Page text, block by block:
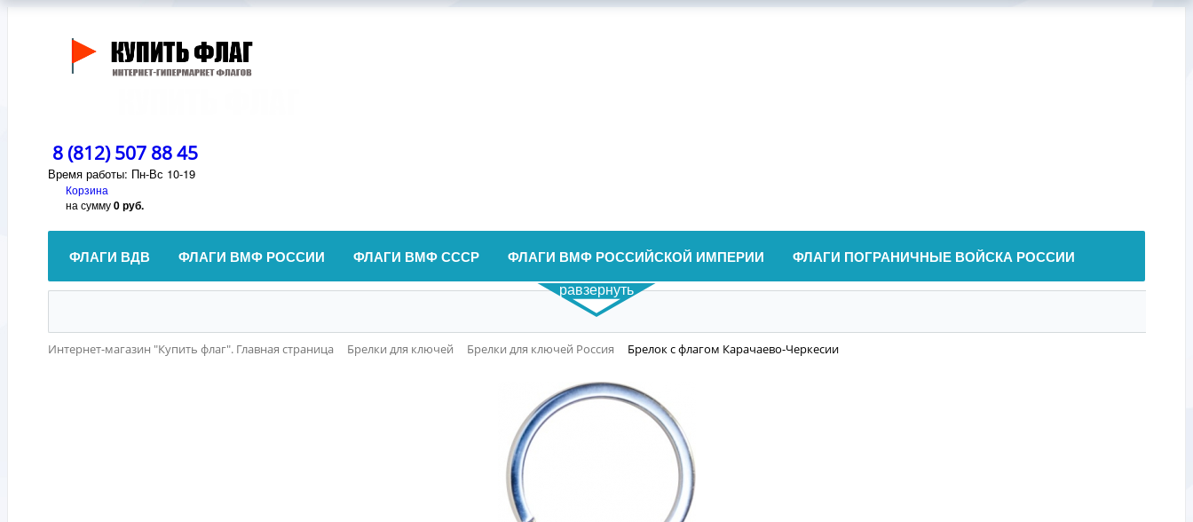
8 (812) 507 88 45
Время работы: Пн-Вс 10-19
Корзина
на сумму0 руб.
ФЛАГИ ВДВ ФЛАГИ ВМФ РОССИИ ФЛАГИ ВМФ СССР ФЛАГИ ВМФ РОССИЙСКОЙ ИМПЕРИИ ФЛАГИ ПОГРАНИЧНЫЕ ВОЙСКА РОССИИ
равзернуть
Интернет-магазин "Купить флаг". Главная страница Брелки для ключей Брелки для ключей Россия Брелок с флагом Карачаево-Черкесии